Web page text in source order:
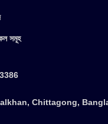
সমূহ
Chittagong,